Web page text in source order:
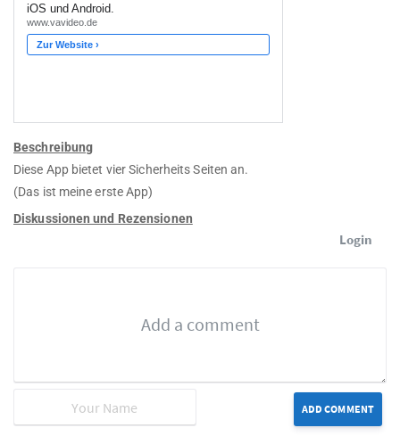
Beschreibung
Diese App bietet vier Sicherheits Seiten an.
(Das ist meine erste App)
Diskussionen und Rezensionen
Login
ADD COMMENT